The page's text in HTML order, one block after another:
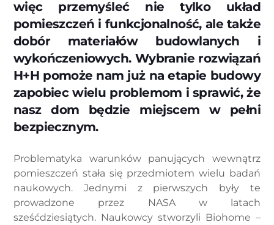
więc przemyśleć nie tylko układ
pomieszczeń i funkcjonalność, ale także
dobór materiałów budowlanych i
wykończeniowych. Wybranie rozwiązań
H+H pomoże nam już na etapie budowy
zapobiec wielu problemom i sprawić, że
nasz dom będzie miejscem w pełni
bezpiecznym.
Problematyka warunków panujących wewnątrz
pomieszczeń stała się przedmiotem wielu badań
naukowych. Jednymi z pierwszych były te
prowadzone przez NASA w latach
sześćdziesiątych. Naukowcy stworzyli Biohome –